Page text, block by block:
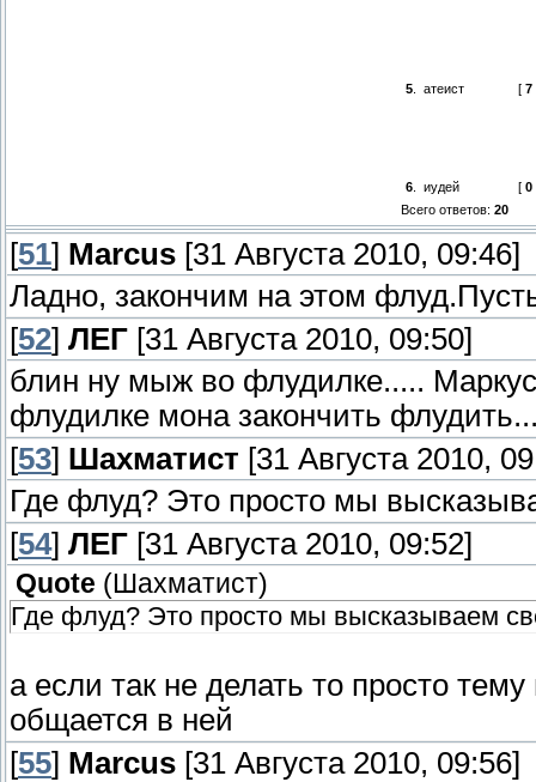
5 атеист [ 7
6 иудей [ 0
Всего ответов: 20
[51] Marcus [31 Августа 2010, 09:46]
Ладно, закончим на этом
[52] ЛЕГ [31 Августа 2010, 09:50]
блин ну мыж во флудилке.....
флудилке мона закончить
[53] Шахматист [31 Августа 2010,
Где флуд? Это просто мы
[54] ЛЕГ [31 Августа 2010, 09:52]
Quote ( Шахматист)
Где флуд? Это просто мы высказываем
а если так не делать то просто
общается в ней
[55] Marcus [31 Августа 2010, 09:56]